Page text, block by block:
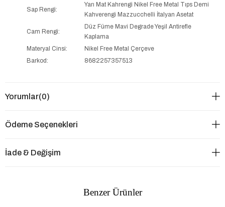
Sap Rengi:
Yarı Mat Kahrengi Nikel Free Metal Tıps Demi
Kahverengi Mazzucchelli İtalyan Asetat
Cam Rengi:
Düz Füme Mavi Degrade Yeşil Antirefle
Kaplama
Materyal Cinsi:
Nikel Free Metal Çerçeve
Barkod:
8682257357513
Yorumlar(0)
Ödeme Seçenekleri
İade & Değişim
Benzer Ürünler